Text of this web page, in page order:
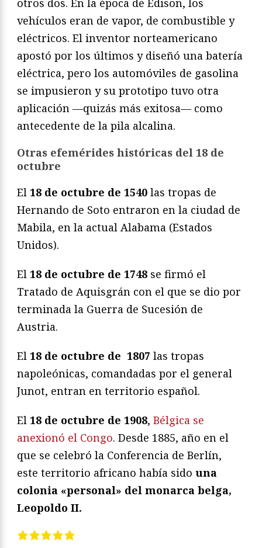
otros dos. En la época de Edison, los
vehículos eran de vapor, de combustible y
eléctricos. El inventor norteamericano
apostó por los últimos y diseñó una batería
eléctrica, pero los automóviles de gasolina
se impusieron y su prototipo tuvo otra
aplicación —quizás más exitosa— como
antecedente de la pila alcalina.
Otras efemérides históricas del 18 de
octubre
El 18 de octubre de 1540 las tropas de
Hernando de Soto entraron en la ciudad de
Mabila, en la actual Alabama (Estados
Unidos).
El 18 de octubre de 1748 se firmó el
Tratado de Aquisgrán con el que se dio por
terminada la Guerra de Sucesión de
Austria.
El 18 de octubre de 1807 las tropas
napoleónicas, comandadas por el general
Junot, entran en territorio español.
El 18 de octubre de 1908, Bélgica se
anexionó el Congo. Desde 1885, año en el
que se celebró la Conferencia de Berlín,
este territorio africano había sido una
colonia «personal» del monarca belga,
Leopoldo II.